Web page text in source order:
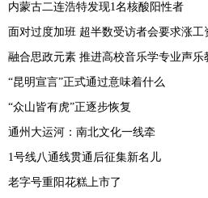
内蒙古二连浩特发现1名核酸阳性者
面对过度加班 超半数受访者会要求涨工
融合思政元素 推进高校音乐学专业声乐
“昆明宣言”正式通过意味着什么
“众山皆有虎”正逐步恢复
通州大运河：南北文化一线牵
1号线八通线贯通后征集新名儿
老字号重阳花糕上市了